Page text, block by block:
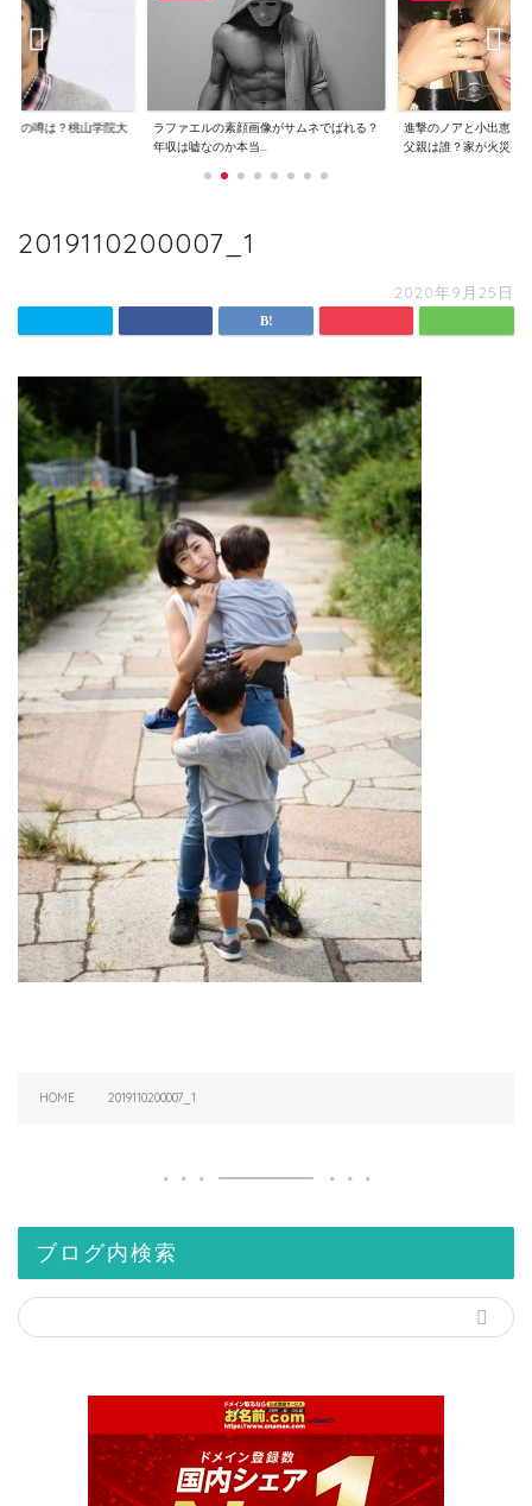
捕の噂は？桃山学院大
ラファエルの素顔画像がサムネでばれる？
年収は嘘なのか本当...
進撃のノアと小出恵介
父親は誰？家が火災...
2019110200007_1
2020年9月25日
HOME 2019110200007_1
ブログ内検索